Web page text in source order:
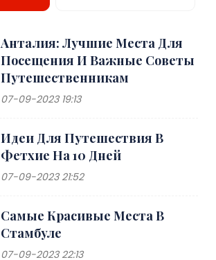
Анталия: Лучшие Места Для
Посещения И Важные Советы
Путешественникам
07-09-2023 19:13
Идеи Для Путешествия В
Фетхие На 10 Дней
07-09-2023 21:52
Самые Красивые Места В
Стамбуле
07-09-2023 22:13